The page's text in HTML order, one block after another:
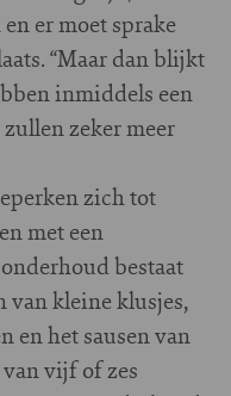
er moet sprake
“Maar dan blijkt
inmiddels een
zeker meer
zich tot
met een
bestaat
kleine klusjes,
en het sausen van
vijf of zes